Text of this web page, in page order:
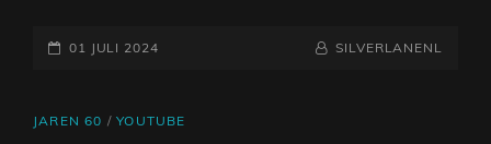
ZANGERES
GEPLAATST
01 JULI 2024 NAAMREGEL
BYLINE
SILVERLANENL
CAT
JAREN 60 /YOUTUBE